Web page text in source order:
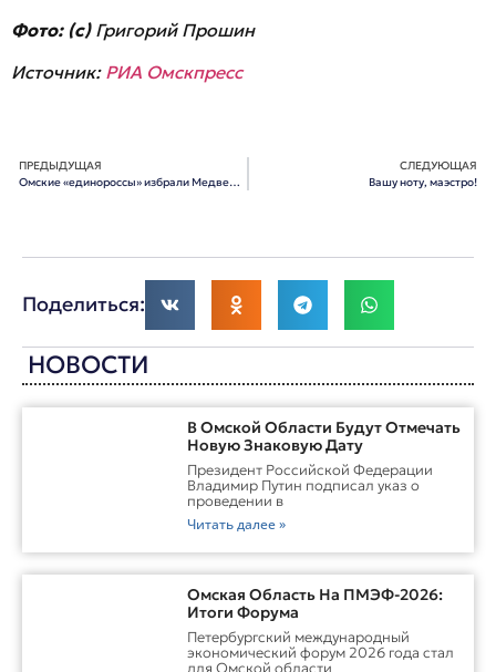
Фото: (с) Григорий Прошин
Источник: РИА Омскпресс
ПРЕДЫДУЩАЯ
Омские «единороссы» избрали Медведева главой партии
СЛЕДУЮЩАЯ
Вашу ноту, маэстро!
Поделиться:
НОВОСТИ
В Омской Области Будут Отмечать
Новую Знаковую Дату
Президент Российской Федерации
Владимир Путин подписал указ о
проведении в
Читать далее »
Омская Область На ПМЭФ-2026:
Итоги Форума
Петербургский международный
экономический форум 2026 года стал
для Омской области